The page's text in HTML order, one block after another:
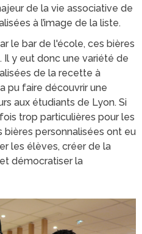
de la vie associative de
à l’image de la liste.
le bar de l'école, ces bières
y eut donc une variété de
de la recette à
pu faire découvrir une
aux étudiants de Lyon. Si
trop particulières pour les
personnalisées ont eu
les élèves, créer de la
démocratiser la